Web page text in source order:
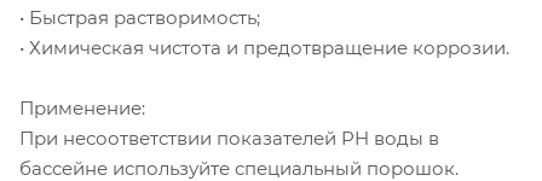
• Быстрая растворимость;
• Химическая чистота и предотвращение коррозии.
Применение:
При несоответствии показателей PH воды в
бассейне используйте специальный порошок.